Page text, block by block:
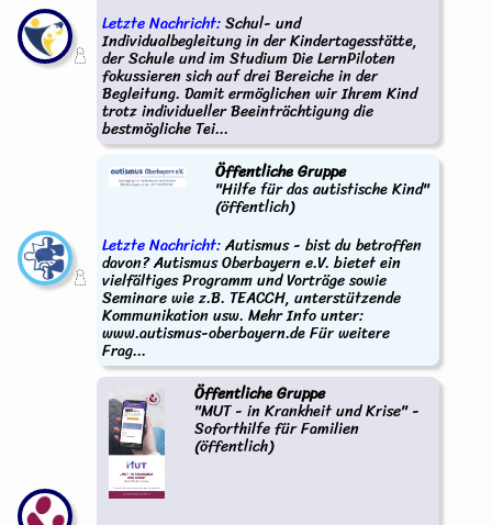
Letzte Nachricht:Schul- und
Individualbegleitung in der Kindertagesstätte,
der Schule und im Studium Die LernPiloten
fokussieren sich auf drei Bereiche in der
Begleitung. Damit ermöglichen wir Ihrem Kind
trotz individueller Beeinträchtigung die
bestmögliche Tei...
Öffentliche Gruppe
"Hilfe für das autistische Kind"
(öffentlich)
Letzte Nachricht:Autismus - bist du betroffen
davon? Autismus Oberbayern e.V. bietet ein
vielfältiges Programm und Vorträge sowie
Seminare wie z.B. TEACCH, unterstützende
Kommunikation usw. Mehr Info unter:
www.autismus-oberbayern.de Für weitere
Frag...
Öffentliche Gruppe
"MUT - in Krankheit und Krise" -
Soforthilfe für Familien
(öffentlich)